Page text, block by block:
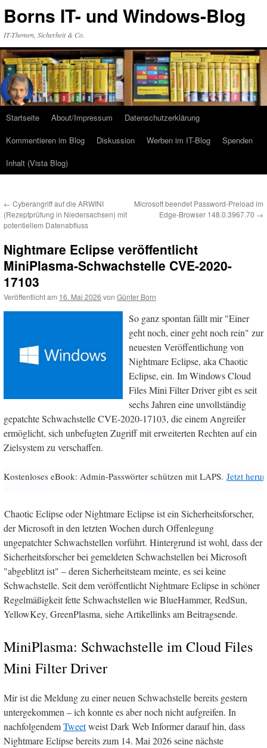
Inhalt
Borns IT- und Windows-Blog
IT-Themen, Sicherheit & Co.
Startseite About/Impressum
Datenschutzerklärung
Kommentieren im Blog
Diskussion Werben im IT-Blog
Spenden
Inhalt (Vista Blog)
← Cyberangriff auf die ARWINI
(Rezeptprüfung in Niedersachsen) mit
potentiellem Datenabfluss
Microsoft beendet Password-Preload im
Edge-Browser 148.0.3967.70 →
Nightmare Eclipse veröffentlicht
MiniPlasma-Schwachstelle CVE-2020-
17103
Veröffentlicht am 16. Mai 2026 von Günter Born
So ganz spontan fällt mir "Einer
geht noch, einer geht noch rein" zur
neuesten Veröffentlichung von
Nightmare Eclipse, aka Chaotic
Eclipse, ein. Im Windows Cloud
Files Mini Filter Driver gibt es seit
sechs Jahren eine unvollständig
gepatchte Schwachstelle CVE-2020-17103, die einem Angreifer
ermöglicht, sich unbefugten Zugriff mit erweiterten Rechten auf ein
Zielsystem zu verschaffen.
Kostenloses eBook: Admin-Passwörter schützen mit LAPS. Jetzt
Chaotic Eclipse oder Nightmare Eclipse ist ein Sicherheitsforscher,
der Microsoft in den letzten Wochen durch Offenlegung
ungepatchter Schwachstellen vorführt. Hintergrund ist wohl, dass der
Sicherheitsforscher bei gemeldeten Schwachstellen bei Microsoft
"abgeblitzt ist" – deren Sicherheitsteam meinte, es sei keine
Schwachstelle. Seit dem veröffentlicht Nightmare Eclipse in schöner
Regelmäßigkeit fette Schwachstellen wie BlueHammer, RedSun,
YellowKey, GreenPlasma, siehe Artikellinks am Beitragsende.
MiniPlasma: Schwachstelle im Cloud Files
Mini Filter Driver
Mir ist die Meldung zu einer neuen Schwachstelle bereits gestern
untergekommen – ich konnte es aber noch nicht aufgreifen. In
nachfolgendemTweetweist Dark Web Informer darauf hin, dass
Nightmare Eclipse bereits zum 14. Mai 2026 seine nächste